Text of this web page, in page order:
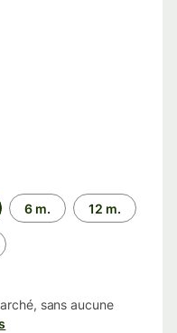
6 m. 12 m.
sans aucune